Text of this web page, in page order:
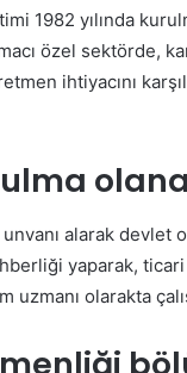
1982 yılında
özel sektörde,
ihtiyacını
alarak devlet
yaparak,
uzmanı olarakta